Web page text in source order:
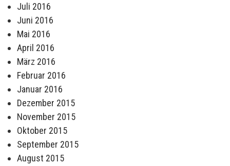
Juli 2016
Juni 2016
Mai 2016
April 2016
März 2016
Februar 2016
Januar 2016
Dezember 2015
November 2015
Oktober 2015
September 2015
August 2015